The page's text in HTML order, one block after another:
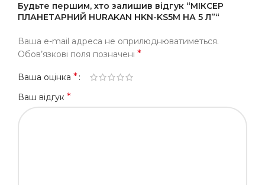
Будьте першим, хто залишив відгук “МІКСЕР
ПЛАНЕТАРНИЙ HURAKAN HKN-KS5M НА 5 Л”“
Ваша e-mail адреса не оприлюднюватиметься.
Обов’язкові поля позначені *
Ваша оцінка *
Ваш відгук *